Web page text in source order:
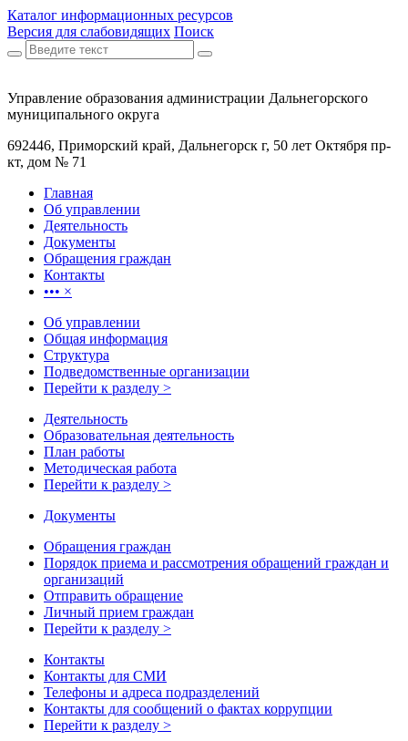
Каталог информационных ресурсов
Версия для слабовидящих Поиск
Управление образования администрации Дальнегорского
муниципального округа
692446, Приморский край, Дальнегорск г, 50 лет Октября пр-
кт, дом № 71
Главная
Об управлении
Деятельность
Документы
Обращения граждан
Контакты
••• ×
Об управлении
Общая информация
Структура
Подведомственные организации
Перейти к разделу >
Деятельность
Образовательная деятельность
План работы
Методическая работа
Перейти к разделу >
Документы
Обращения граждан
Порядок приема и рассмотрения обращений граждан и
организаций
Отправить обращение
Личный прием граждан
Перейти к разделу >
Контакты
Контакты для СМИ
Телефоны и адреса подразделений
Контакты для сообщений о фактах коррупции
Перейти к разделу >